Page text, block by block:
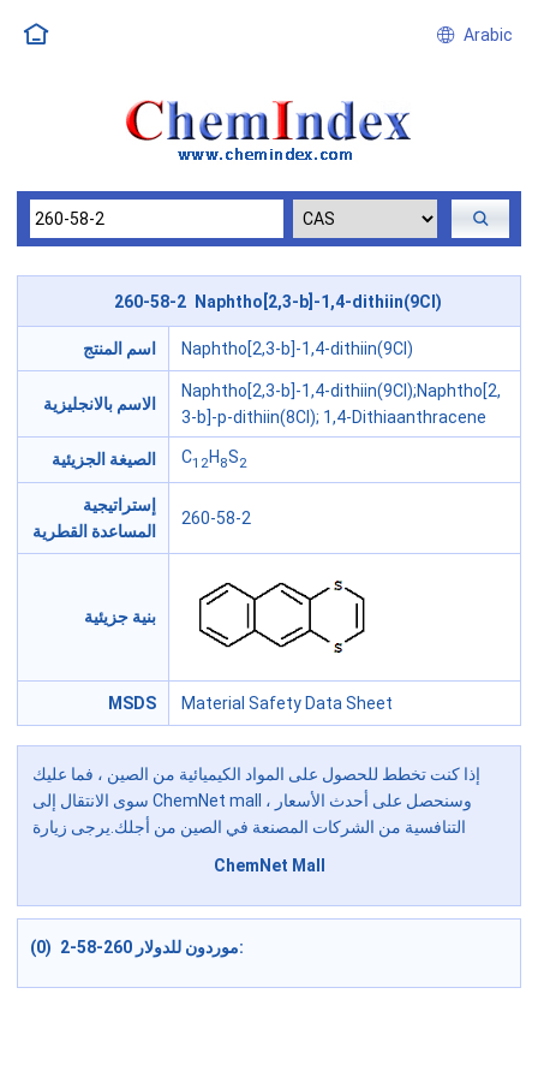
Arabic
260-58-2 Naphtho[2,3-b]-1,4-dithiin(9CI)
اسم المنتج Naphtho[2,3-b]-1,4-dithiin(9CI)
الاسم بالانجليزية
Naphtho[2,3-b]-1,4-dithiin(9CI);Naphtho[2,
3-b]-p-dithiin(8CI); 1,4-Dithiaanthracene
الصيغة الجزيئية C12H 8S2
إستراتيجية
المساعدة القطرية
260-58-2
بنية جزيئية
MSDS Material Safety Data Sheet
إذا كنت تخطط للحصول على المواد الكيميائية من الصين ، فما عليك
سوى الانتقال إلى ChemNet mall ، وسنحصل على أحدث الأسعار
التنافسية من الشركات المصنعة في الصين من أجلك.يرجى زيارة
ChemNet Mall
موردون للدولار 260-58-2 (0):